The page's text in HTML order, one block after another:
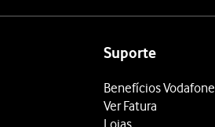
Suporte
Benefícios Vodafone
Ver Fatura
Lojas